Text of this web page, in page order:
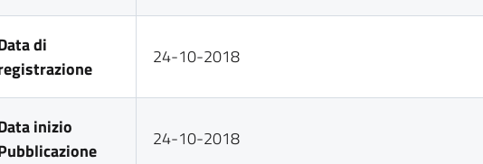
di
24-10-2018
inizio
24-10-2018